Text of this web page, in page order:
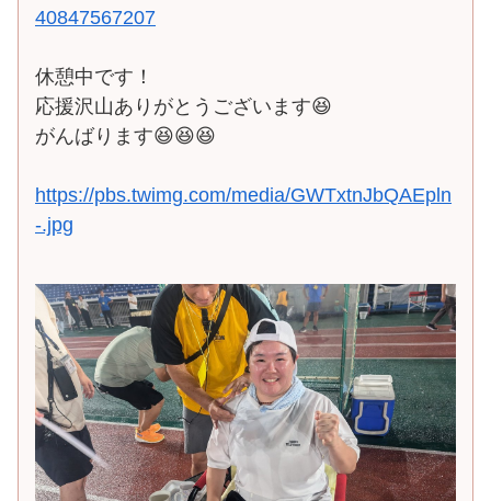
40847567207
休憩中です！
応援沢山ありがとうございます😆
がんばります😆😆😆
https://pbs.twimg.com/media/GWTxtnJbQAEpln
-.jpg